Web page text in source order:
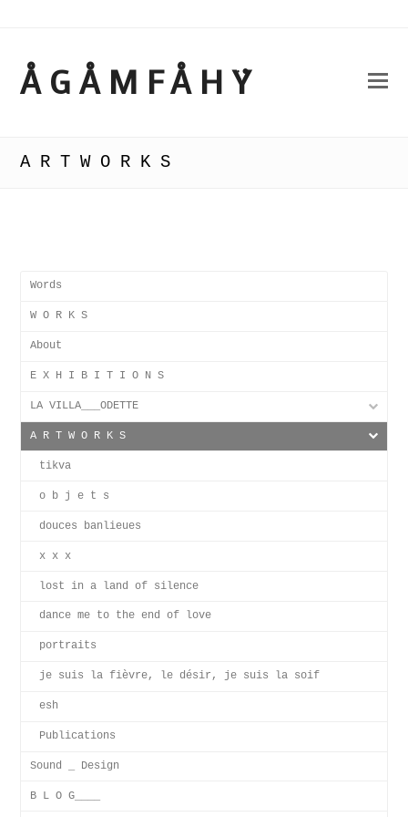
ÅGÅMFÅHŸ
A R T W O R K S
Words
W O R K S
About
E X H I B I T I O N S
LA VILLA___ODETTE
A R T W O R K S
tikva
o b j e t s
douces banlieues
x x x
lost in a land of silence
dance me to the end of love
portraits
je suis la fièvre, le désir, je suis la soif
esh
Publications
Sound _ Design
B L O G____